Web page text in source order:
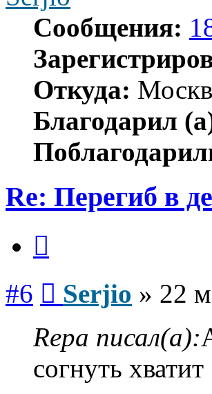
Сообщения:
Откуда:
Благодарил
Re: Перегиб в
#6 Serjio » 22
Repa писал(а):
согнуть хватит